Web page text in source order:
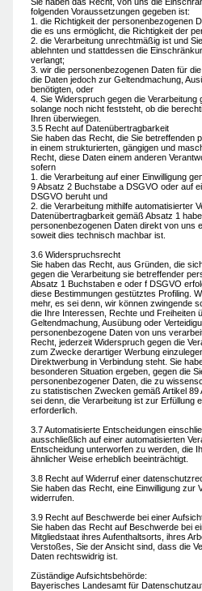
folgenden Voraussetzungen gegeben ist:
1. die Richtigkeit der personenbezogenen
die es uns ermöglicht, die Richtigkeit der
2. die Verarbeitung unrechtmäßig ist und
ablehnten und stattdessen die
verlangt;
3. wir die personenbezogenen Daten für
die Daten jedoch zur Geltendmachung,
benötigten, oder
4. Sie Widerspruch gegen die
solange noch nicht feststeht, ob die
Ihren überwiegen.
3.5 Recht auf Datenübertragbarkeit
Sie haben das Recht, die Sie betreffenden
in einem strukturierten, gängigen und
Recht, diese Daten einem anderen
sofern
1. die Verarbeitung auf einer Einwilligung
9 Absatz 2 Buchstabe a DSGVO oder auf
DSGVO beruht und
2. die Verarbeitung mithilfe automatisierter
Datenübertragbarkeit gemäß Absatz 1
personenbezogenen Daten direkt von uns
soweit dies technisch machbar ist.
3.6 Widerspruchsrecht
Sie haben das Recht, aus Gründen, die
gegen die Verarbeitung sie betreffender
Absatz 1 Buchstaben e oder f DSGVO
diese Bestimmungen gestütztes Profiling.
mehr, es sei denn, wir können zwingende
die Ihre Interessen, Rechte und Freiheiten
Geltendmachung, Ausübung oder
personenbezogene Daten von uns
Recht, jederzeit Widerspruch gegen die
zum Zwecke derartiger Werbung
Direktwerbung in Verbindung steht. Sie
besonderen Situation ergeben, gegen die
personenbezogener Daten, die zu
zu statistischen Zwecken gemäß Artikel
sei denn, die Verarbeitung ist zur Erfüllung
erforderlich.
3.7 Automatisierte Entscheidungen
ausschließlich auf einer automatisierten
Entscheidung unterworfen zu werden, die
ähnlicher Weise erheblich beeinträchtigt.
3.8 Recht auf Widerruf einer
Sie haben das Recht, eine Einwilligung zur
widerrufen.
3.9 Recht auf Beschwerde bei einer
Sie haben das Recht auf Beschwerde bei
Mitgliedstaat ihres Aufenthaltsorts, ihres
Verstoßes, Sie der Ansicht sind, dass die
Daten rechtswidrig ist.
Züständige Aufsichtsbehörde:
Bayerisches Landesamt für